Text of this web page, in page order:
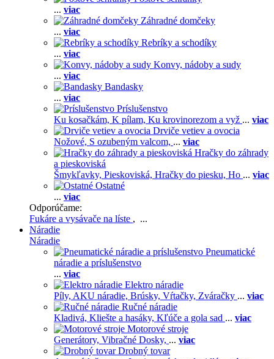
... viac
Záhradné domčeky
... viac
Rebríky a schodíky
... viac
Konvy, nádoby a sudy
... viac
Bandasky
... viac
Príslušenstvo
Ku kosačkám, K pílam, Ku krovinorezom a vyž ... viac
Drviče vetiev a ovocia
Nožové, S ozubeným valcom, ... viac
Hračky do záhrady
a pieskoviská
Šmykľavky, Pieskoviská, Hračky do piesku, Ho ... viac
Ostatné
... viac
Odporúčame:
Fukáre a vysávače na líste , ...
Náradie
Náradie
Pneumatické
náradie a príslušenstvo
... viac
Elektro náradie
Píly, AKU náradie, Brúsky, Vŕtačky, Zváračky ... viac
Ručné náradie
Kladivá, Kliešte a hasáky, Kľúče a gola sad ... viac
Motorové stroje
Generátory, Vibračné Dosky, ... viac
Drobný tovar